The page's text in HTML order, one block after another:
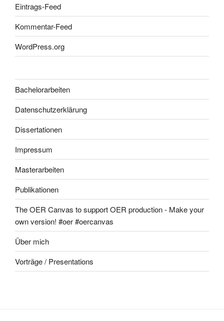
Eintrags-Feed
Kommentar-Feed
WordPress.org
Bachelorarbeiten
Datenschutzerklärung
Dissertationen
Impressum
Masterarbeiten
Publikationen
The OER Canvas to support OER production - Make your
own version! #oer #oercanvas
Über mich
Vorträge / Presentations